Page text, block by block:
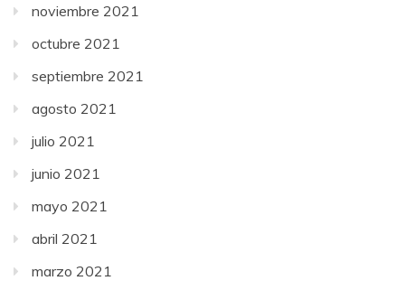
noviembre 2021
octubre 2021
septiembre 2021
agosto 2021
julio 2021
junio 2021
mayo 2021
abril 2021
marzo 2021